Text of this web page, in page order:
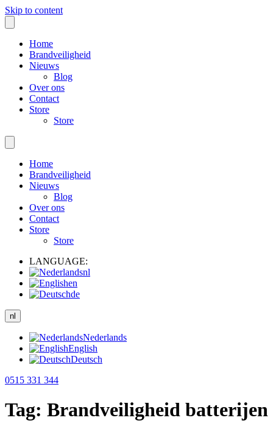
Skip to content
Home
Brandveiligheid
Nieuws
Blog
Over ons
Contact
Store
Store
Home
Brandveiligheid
Nieuws
Blog
Over ons
Contact
Store
Store
LANGUAGE:
nl
en
de
nl
Nederlands
English
Deutsch
0515 331 344
Tag: Brandveiligheid batterijen